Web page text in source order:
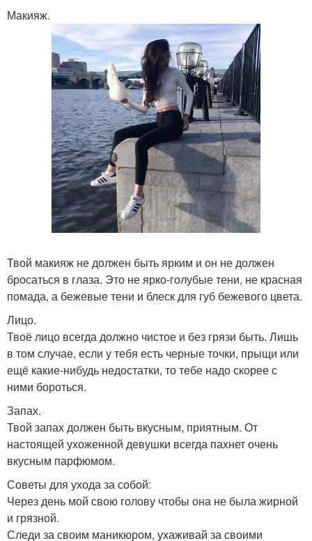
Макияж.
Твой макияж не должен быть ярким и он не должен
бросаться в глаза. Это не ярко-голубые тени, не красная
помада, а бежевые тени и блеск для губ бежевого цвета.
Лицо.
Твоё лицо всегда должно чистое и без грязи быть. Лишь
в том случае, если у тебя есть черные точки, прыщи или
ещё какие-нибудь недостатки, то тебе надо скорее с
ними бороться.
Запах.
Твой запах должен быть вкусным, приятным. От
настоящей ухоженной девушки всегда пахнет очень
вкусным парфюмом.
Советы для ухода за собой:
Через день мой свою голову чтобы она не была жирной
и грязной.
Следи за своим маникюром, ухаживай за своими